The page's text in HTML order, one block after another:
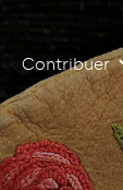
Contribuer